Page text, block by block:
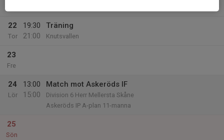
22
Tor
19:30
21:00
Träning
Knutsvallen
23
Fre
24
Lör
13:00
15:00
Match mot Askeröds IF
Division 6 Herr Mellersta Skåne
Askeröds IP A-plan 11-manna
25
Sön